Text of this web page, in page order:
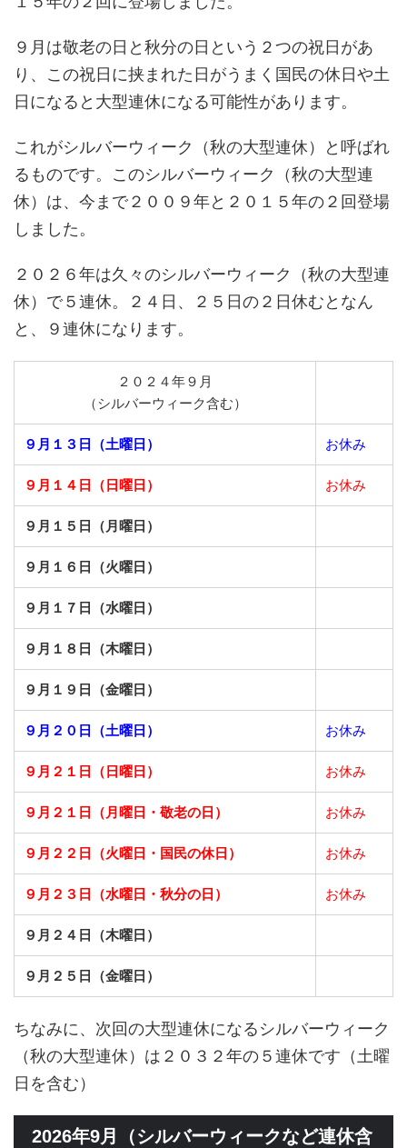
９月は敬老の日と秋分の日という２つの祝日があ
り、この祝日に挟まれた日がうまく国民の休日や土
日になると大型連休になる可能性があります。
これがシルバーウィーク（秋の大型連休）と呼ばれ
るものです。このシルバーウィーク（秋の大型連
休）は、今まで２００９年と２０１５年の２回登場
しました。
２０２６年は久々のシルバーウィーク（秋の大型連
休）で５連休。２４日、２５日の２日休むとなん
と、９連休になります。
２０２４年９月
（シルバーウィーク含む）
９月１３日（土曜日） お休み
９月１４日（日曜日） お休み
９月１５日（月曜日）
９月１６日（火曜日）
９月１７日（水曜日）
９月１８日（木曜日）
９月１９日（金曜日）
９月２０日（土曜日） お休み
９月２１日（日曜日） お休み
９月２１日（月曜日・敬老の日） お休み
９月２２日（火曜日・国民の休日） お休み
９月２３日（水曜日・秋分の日） お休み
９月２４日（木曜日）
９月２５日（金曜日）
ちなみに、次回の大型連休になるシルバーウィーク
（秋の大型連休）は２０３２年の５連休です（土曜
日を含む）
2026年9月（シルバーウィークなど連休含